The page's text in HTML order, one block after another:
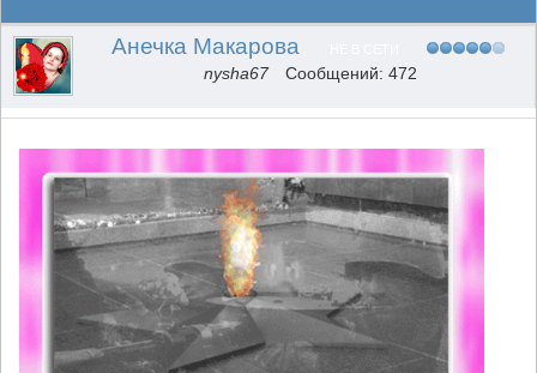
Анечка Макарова
nysha67 Сообщений: 472